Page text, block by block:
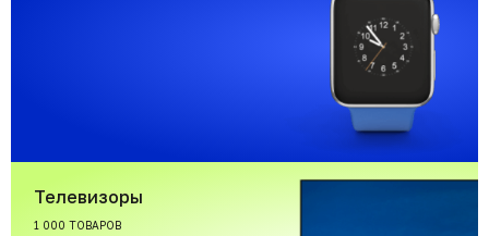
Телевизоры
1 000 ТОВАРОВ